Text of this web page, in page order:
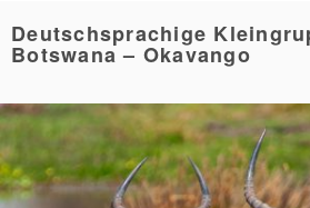
Deutschsprachige
Botswana – Okavango